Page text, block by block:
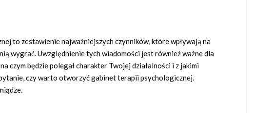
to zestawienie najważniejszych czynników, które wpływają na
wygrać. Uwzględnienie tych wiadomości jest również ważne dla
czym będzie polegał charakter Twojej działalności i z jakimi
czy warto otworzyć gabinet terapii psychologicznej.